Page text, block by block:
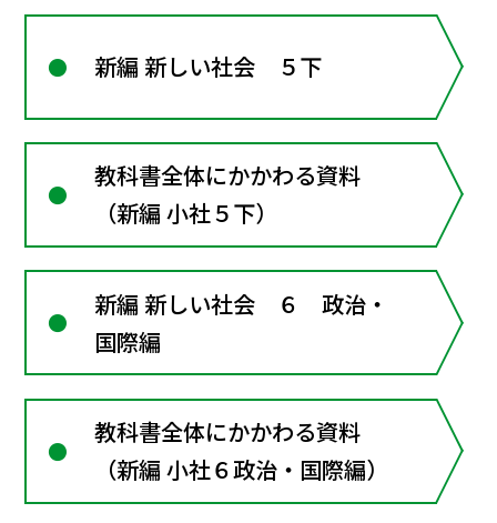
新編 新しい社会 ５下
教科書全体にかかわる資料
（新編 小社５下）
新編 新しい社会 ６ 政治・
国際編
教科書全体にかかわる資料
（新編 小社６政治・国際編）